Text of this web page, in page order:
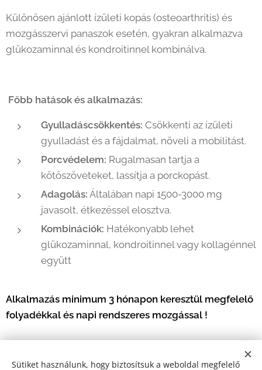
Különösen ajánlott ízületi kopás (osteoarthritis) és
mozgásszervi panaszok esetén, gyakran alkalmazva
glükozaminnal és kondroitinnel kombinálva.
Főbb hatások és alkalmazás:
Gyulladáscsökkentés: Csökkenti az ízületi
gyulladást és a fájdalmat, növeli a mobilitást.
Porcvédelem: Rugalmasan tartja a
kötőszöveteket, lassítja a porckopást.
Adagolás: Általában napi 1500-3000 mg
javasolt, étkezéssel elosztva.
Kombinációk: Hatékonyabb lehet
glükozaminnal, kondroitinnel vagy kollagénnel
együtt
Alkalmazás minimum 3 hónapon keresztül megfelelő
folyadékkal és napi rendszeres mozgással !
Sütiket használunk, hogy biztosítsuk a weboldal megfelelő